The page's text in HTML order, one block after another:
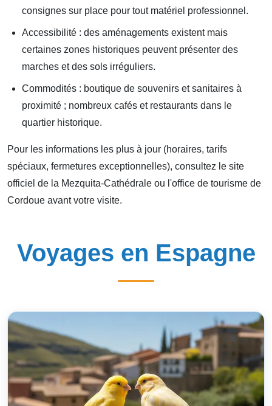
consignes sur place pour tout matériel professionnel.
Accessibilité : des aménagements existent mais
certaines zones historiques peuvent présenter des
marches et des sols irréguliers.
Commodités : boutique de souvenirs et sanitaires à
proximité ; nombreux cafés et restaurants dans le
quartier historique.
Pour les informations les plus à jour (horaires, tarifs
spéciaux, fermetures exceptionnelles), consultez le site
officiel de la Mezquita-Cathédrale ou l'office de tourisme de
Cordoue avant votre visite.
Voyages en Espagne